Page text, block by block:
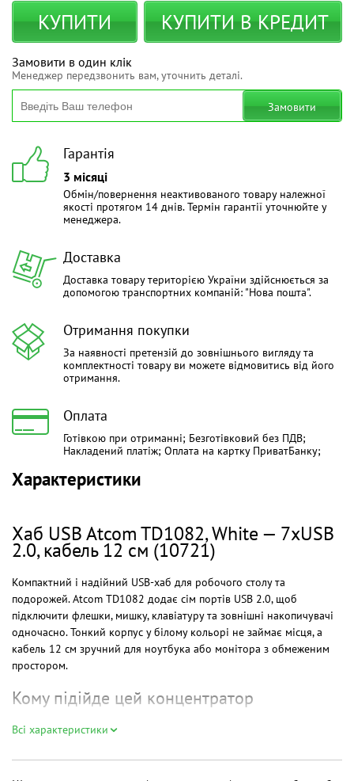
КУПИТИ КУПИТИ В КРЕДИТ
Замовити в один клік
Менеджер передзвонить вам, уточнить деталі.
Замовити
Гарантія
3 місяці
Обмін/повернення неактивованого товару належної
якості протягом 14 днів. Термін гарантії уточнюйте у
менеджера.
Доставка
Доставка товару територією України здійснюється за
допомогою транспортних компаній: "Нова пошта".
Отримання покупки
За наявності претензій до зовнішнього вигляду та
комплектності товару ви можете відмовитись від його
отримання.
Оплата
Готівкою при отриманні; Безготівковий без ПДВ;
Накладений платіж; Оплата на картку ПриватБанку;
Характеристики
Хаб USB Atcom TD1082, White — 7xUSB
2.0, кабель 12 см (10721)
Компактний і надійний USB-хаб для робочого столу та
подорожей. Atcom TD1082 додає сім портів USB 2.0, щоб
підключити флешки, мишку, клавіатуру та зовнішні накопичувачі
одночасно. Тонкий корпус у білому кольорі не займає місця, а
кабель 12 см зручний для ноутбука або монітора з обмеженим
простором.
Кому підійде цей концентратор
Якщо ви працюєте з кількома периферійними пристроями, часто
переносите ноутбук або збираєте домашній медіацентр — цей
Всі характеристики